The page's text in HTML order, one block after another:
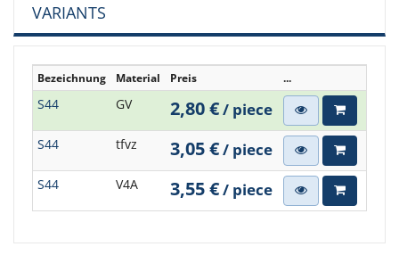
VARIANTS
Bezeichnung Material Preis ...
S44 GV 2,80 €/ piece
S44 tfvz 3,05 €/ piece
S44 V4A 3,55 €/ piece